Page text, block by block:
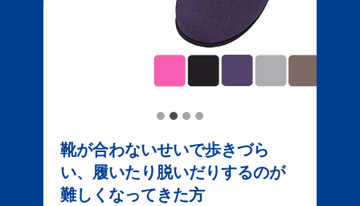
靴が合わないせいで歩きづら
い、履いたり脱いだりするのが
難しくなってきた方